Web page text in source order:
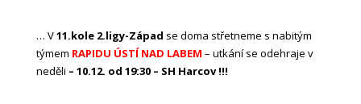
… V11.kole 2.ligy-Západ se doma střetneme s nabitým
týmem RAPIDU ÚSTÍ NAD LABEM – utkání se odehraje v
neděli – 10.12. od 19:30 – SH Harcov !!!